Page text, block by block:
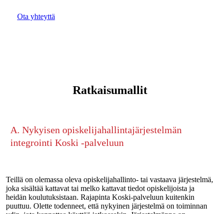
Ota yhteyttä
Ratkaisumallit
A. Nykyisen opiskelijahallintajärjestelmän
integrointi Koski -palveluun
Teillä on olemassa oleva opiskelijahallinto- tai vastaava järjestelmä,
joka sisältää kattavat tai melko kattavat tiedot opiskelijoista ja
heidän koulutuksistaan. Rajapinta Koski-palveluun kuitenkin
puuttuu. Olette todenneet, että nykyinen järjestelmä on toiminnan